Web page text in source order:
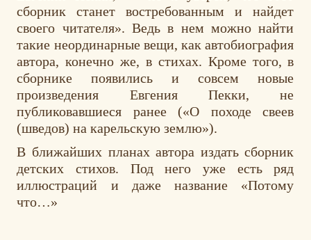
сборник станет востребованным и найдет
своего читателя». Ведь в нем можно найти
такие неординарные вещи, как автобиография
автора, конечно же, в стихах. Кроме того, в
сборнике появились и совсем новые
произведения Евгения Пекки, не
публиковавшиеся ранее («О походе свеев
(шведов) на карельскую землю»).
В ближайших планах автора издать сборник
детских стихов. Под него уже есть ряд
иллюстраций и даже название «Потому
что…»